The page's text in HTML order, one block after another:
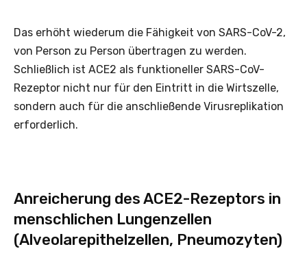
Das erhöht wiederum die Fähigkeit von SARS-CoV-2,
von Person zu Person übertragen zu werden.
Schließlich ist ACE2 als funktioneller SARS-CoV-
Rezeptor nicht nur für den Eintritt in die Wirtszelle,
sondern auch für die anschließende Virusreplikation
erforderlich.
Anreicherung des ACE2-Rezeptors in
menschlichen Lungenzellen
(Alveolarepithelzellen, Pneumozyten)